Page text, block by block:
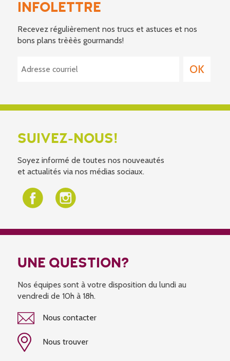
INFOLETTRE
Recevez régulièrement nos trucs et astuces et nos
bons plans trèèès gourmands!
SUIVEZ-NOUS!
Soyez informé de toutes nos nouveautés
et actualités via nos médias sociaux.
UNE QUESTION?
Nos équipes sont à votre disposition du lundi au
vendredi de 10h à 18h.
Nous contacter
Nous trouver